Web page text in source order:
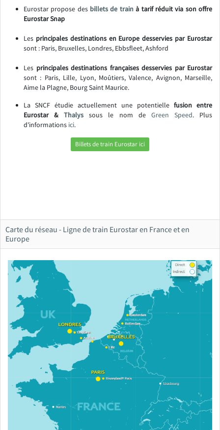
Eurostar propose des billets de trainà tarif réduit via son offre
Eurostar Snap
Les principales destinations en Europe desservies par Eurostar
sont : Paris, Bruxelles, Londres, Ebbsfleet, Ashford
Les principales destinations françaises desservies par Eurostar
sont : Paris, Lille, Lyon, Moûtiers, Valence, Avignon, Marseille,
Aime la Plagne, Bourg Saint Maurice.
La SNCF étudie actuellement une potentielle fusion entre
Eurostar &Thalys sous le nom de Green Speed. Plus
d'informations ici.
Billets de train Eurostar ici
Carte du réseau - Ligne de train Eurostar en France et en
Europe